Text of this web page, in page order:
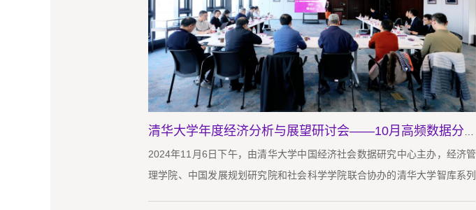
2024年11月6日下午，由清华大学中国经济社会数据研究中心主办，经济管
理学院、中国发展规划研究院和社会科学学院联合协办的清华大学智库系列